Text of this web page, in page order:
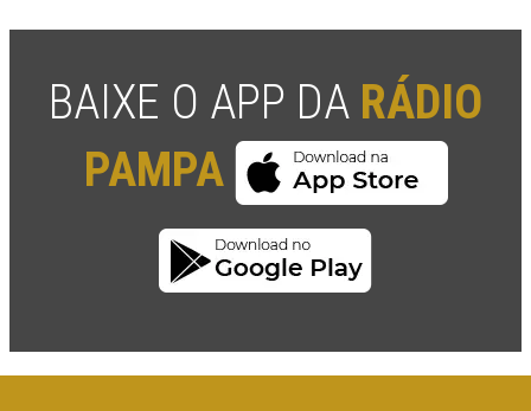
BAIXE O APP DA RÁDIO
PAMPA